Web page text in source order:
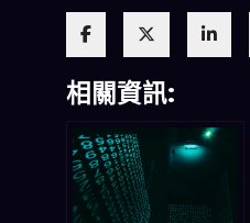
相關資訊: